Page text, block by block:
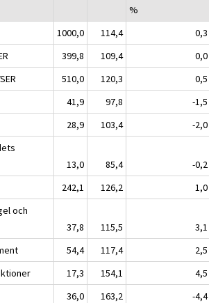
%
1000,0 114,4 0,3
399,8 109,4 0,0
510,0 120,3 0,5
41,9 97,8 -1,5
28,9 103,4 -2,0
13,0 85,4 -0,2
242,1 126,2 1,0
och
37,8 115,5 3,1
54,4 117,4 2,5
17,3 154,1 4,5
36,0 163,2 -4,4